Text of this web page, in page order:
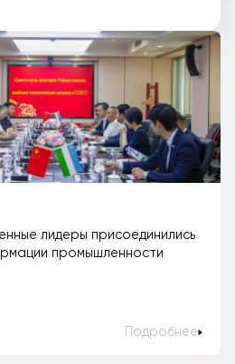
лидеры присоединились
промышленности
Подробнее